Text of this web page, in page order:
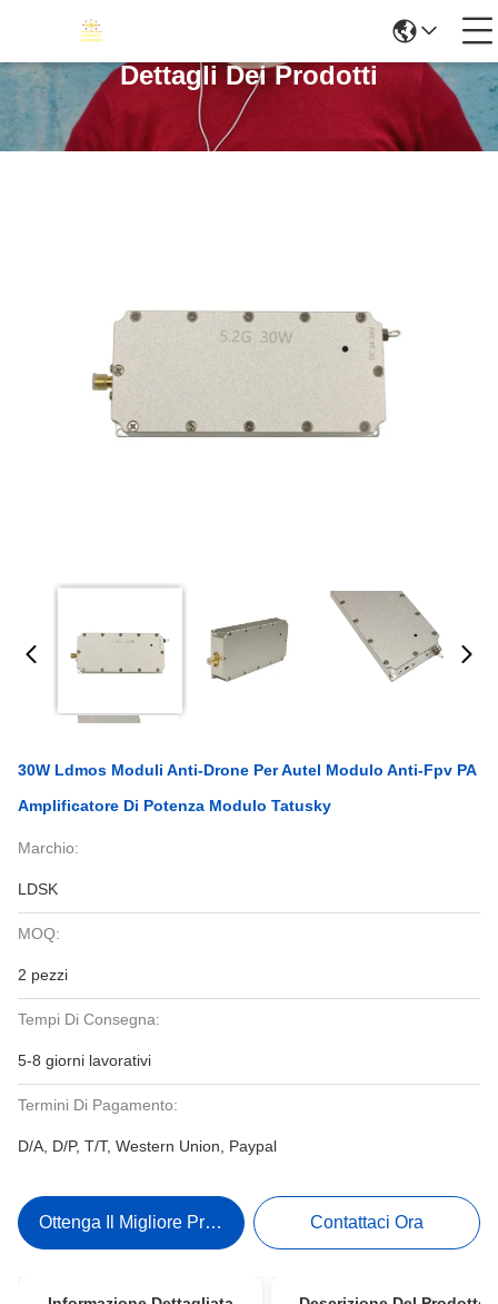
Dettagli Dei Prodotti
30W Ldmos Moduli Anti-Drone Per Autel Modulo Anti-Fpv PA
Amplificatore Di Potenza Modulo Tatusky
Marchio:
LDSK
MOQ:
2 pezzi
Tempi Di Consegna:
5-8 giorni lavorativi
Termini Di Pagamento:
D/A, D/P, T/T, Western Union, Paypal
Ottenga Il Migliore Prezzo Contattaci Ora